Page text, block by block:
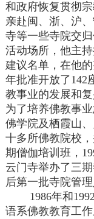
和政府恢复贯彻
亲赴闽、浙、沪
寺等一些寺院交
活动场所，他主
建议名单，在他
年批准开放了142
教事业的发展和
为了培养佛教事
佛学院及栖霞山
十多所佛教院校
期僧伽培训班，
云门寺举办了三
后第一批寺院管理
1986年和1992
语系佛教教育工